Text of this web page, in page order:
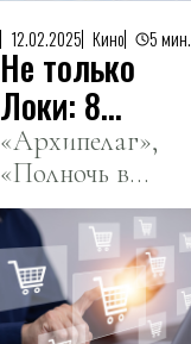
12.02.2025 Кино 5 мин.
Не только
Локи: 8
лучших
ролей Тома
Хиддлстона
«Архипелаг»,
«Полночь в
Париже»,
«Выживут
только
любовники» и
многое другое.